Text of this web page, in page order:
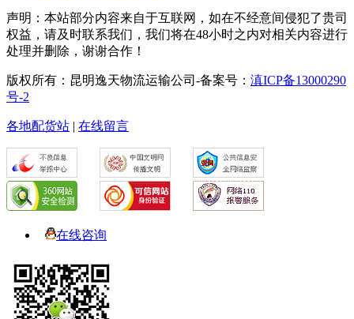
声明：本站部分内容来自于互联网，如在不经意间侵犯了贵司
权益，请及时联系我们，我们将在48小时之内对相关内容进行
处理并删除，谢谢合作！
版权所有：昆明逸天物流运输公司-备案号： 滇ICP备13000290
号-2
各地配货站 | 在线留言
在线咨询